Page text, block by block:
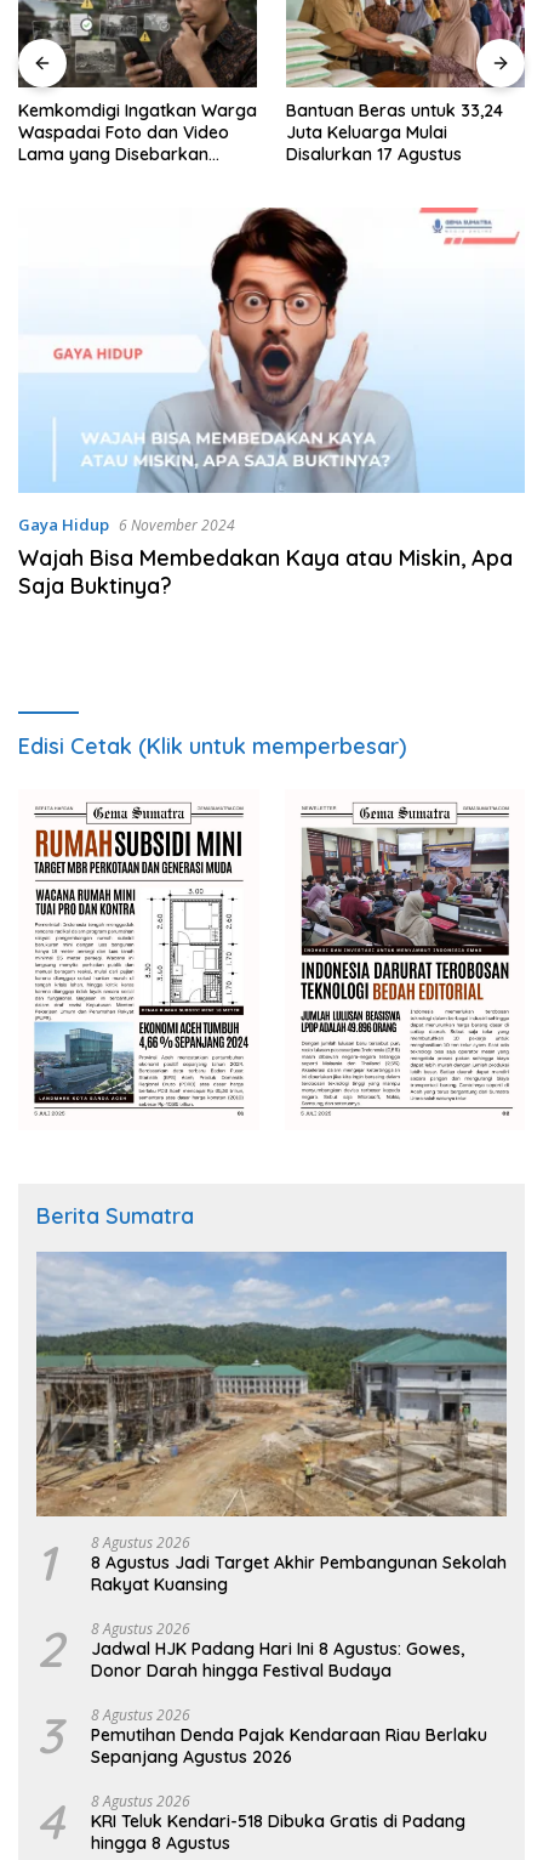
Kemkomdigi Ingatkan Warga
Waspadai Foto dan Video
Lama yang Disebarkan
Bantuan Beras untuk 33,24
Juta Keluarga Mulai
Disalurkan 17 Agustus
Gaya Hidup 6 November 2024
Wajah Bisa Membedakan Kaya atau Miskin, Apa
Saja Buktinya?
Edisi Cetak (Klik untuk memperbesar)
Berita Sumatra
1 8 Agustus 2026
8 Agustus Jadi Target Akhir Pembangunan Sekolah
Rakyat Kuansing
2 8 Agustus 2026
Jadwal HJK Padang Hari Ini 8 Agustus: Gowes,
Donor Darah hingga Festival Budaya
3 8 Agustus 2026
Pemutihan Denda Pajak Kendaraan Riau Berlaku
Sepanjang Agustus 2026
4 8 Agustus 2026
KRI Teluk Kendari-518 Dibuka Gratis di Padang
hingga 8 Agustus